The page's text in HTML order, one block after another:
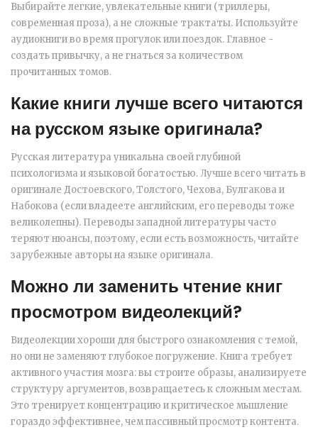
Выбирайте легкие, увлекательные книги (триллеры,
современная проза), а не сложные трактаты. Используйте
аудиокниги во время прогулок или поездок. Главное -
создать привычку, а не гнаться за количеством
прочитанных томов.
Какие книги лучше всего читаются
на русском языке оригинала?
Русская литература уникальна своей глубиной
психологизма и языковой богатостью. Лучше всего читать в
оригинале Достоевского, Толстого, Чехова, Булгакова и
Набокова (если владеете английским, его переводы тоже
великолепны). Переводы западной литературы часто
теряют нюансы, поэтому, если есть возможность, читайте
зарубежные авторы на языке оригинала.
Можно ли заменить чтение книг
просмотром видеолекций?
Видеолекции хороши для быстрого ознакомления с темой,
но они не заменяют глубокое погружение. Книга требует
активного участия мозга: вы строите образы, анализируете
структуру аргументов, возвращаетесь к сложным местам.
Это тренирует концентрацию и критическое мышление
гораздо эффективнее, чем пассивный просмотр контента.